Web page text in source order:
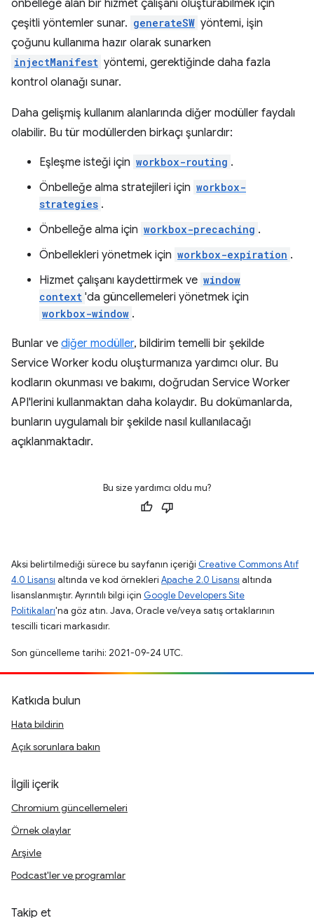
önbelleğe alan bir hizmet çalışanı oluşturabilmek için
çeşitli yöntemler sunar. generateSW yöntemi, işin
çoğunu kullanıma hazır olarak sunarken
injectManifest yöntemi, gerektiğinde daha fazla
kontrol olanağı sunar.
Daha gelişmiş kullanım alanlarında diğer modüller faydalı
olabilir. Bu tür modüllerden birkaçı şunlardır:
Eşleşme isteği için workbox-routing .
Önbelleğe alma stratejileri için workbox-
strategies .
Önbelleğe alma için workbox-precaching .
Önbellekleri yönetmek için workbox-expiration .
Hizmet çalışanı kaydettirmek ve window
context 'da güncellemeleri yönetmek için
workbox-window .
Bunlar ve diğer modüller, bildirim temelli bir şekilde
Service Worker kodu oluşturmanıza yardımcı olur. Bu
kodların okunması ve bakımı, doğrudan Service Worker
API'lerini kullanmaktan daha kolaydır. Bu dokümanlarda,
bunların uygulamalı bir şekilde nasıl kullanılacağı
açıklanmaktadır.
Bu size yardımcı oldu mu?
Aksi belirtilmediği sürece bu sayfanın içeriği Creative Commons Atıf
4.0 Lisansı altında ve kod örnekleri Apache 2.0 Lisansı altında
lisanslanmıştır. Ayrıntılı bilgi için Google Developers Site
Politikaları'na göz atın. Java, Oracle ve/veya satış ortaklarının
tescilli ticari markasıdır.
Son güncelleme tarihi: 2021-09-24 UTC.
Katkıda bulun
Hata bildirin
Açık sorunlara bakın
İlgili içerik
Chromium güncellemeleri
Örnek olaylar
Arşivle
Podcast'ler ve programlar
Takip et